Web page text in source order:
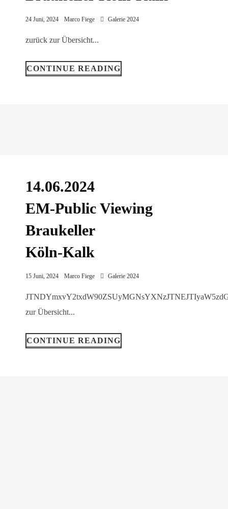
24 Juni, 2024 Marco Fiege Galerie 2024
zurück zur Übersicht...
CONTINUE READING
14.06.2024
EM-Public Viewing
Braukeller
Köln-Kalk
15 Juni, 2024 Marco Fiege Galerie 2024
CONTINUE READING